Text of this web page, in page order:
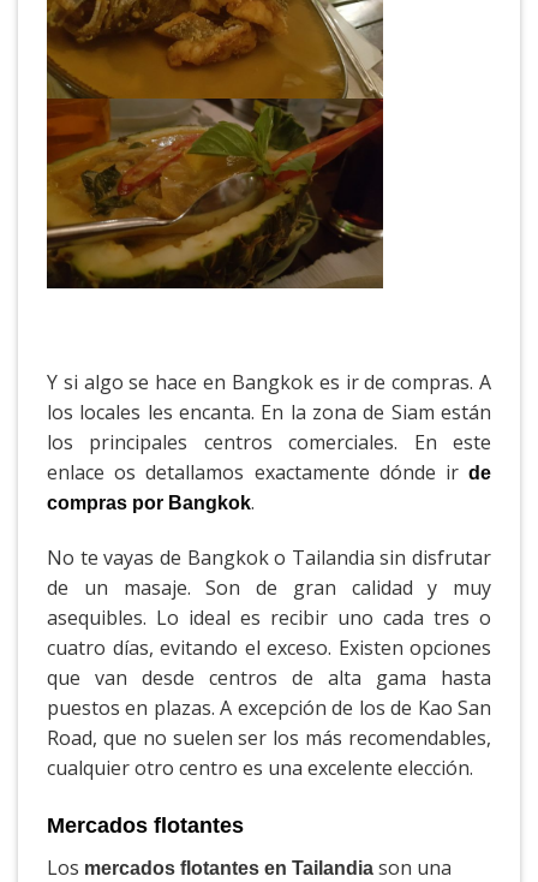
Y si algo se hace en Bangkok es ir de compras. A
los locales les encanta. En la zona de Siam están
los principales centros comerciales. En este
enlace os detallamos exactamente dónde ir de
compras por Bangkok.
No te vayas de Bangkok o Tailandia sin disfrutar
de un masaje. Son de gran calidad y muy
asequibles. Lo ideal es recibir uno cada tres o
cuatro días, evitando el exceso. Existen opciones
que van desde centros de alta gama hasta
puestos en plazas. A excepción de los de Kao San
Road, que no suelen ser los más recomendables,
cualquier otro centro es una excelente elección.
Mercados flotantes
Los mercados flotantes en Tailandia son una